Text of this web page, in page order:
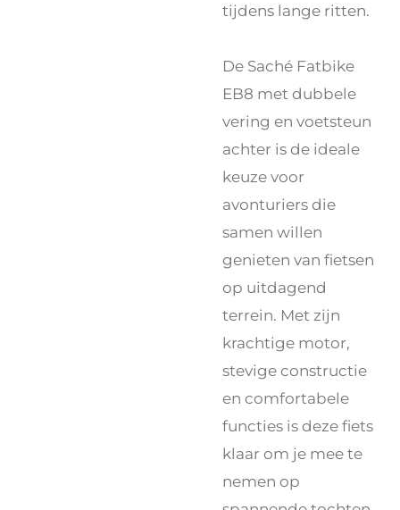
tijdens lange ritten.
De Saché Fatbike
EB8 met dubbele
vering en voetsteun
achter is de ideale
keuze voor
avonturiers die
samen willen
genieten van fietsen
op uitdagend
terrein. Met zijn
krachtige motor,
stevige constructie
en comfortabele
functies is deze fiets
klaar om je mee te
nemen op